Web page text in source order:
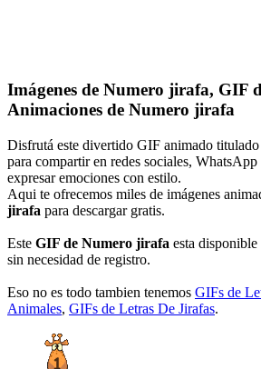
Imágenes de Numero jirafa, GIF
Animaciones de Numero jirafa
Disfrutá este divertido GIF animado titulado
para compartir en redes sociales,
expresar emociones con estilo.
Aqui te ofrecemos miles de imágenes
jirafa para descargar gratis.
Este GIF de Numero jirafa esta disponible
sin necesidad de registro.
Eso no es todo tambien tenemos GIFs de
Animales, GIFs de Letras De Jirafas.